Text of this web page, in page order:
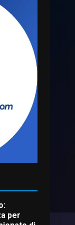
e
di
e la
di
in
per